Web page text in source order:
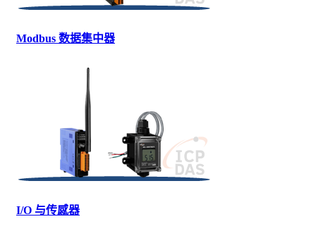
Modbus 数据集中器
I/O 与传感器